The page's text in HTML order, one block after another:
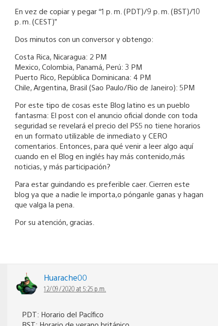
En vez de copiar y pegar “1 p. m. (PDT)/9 p. m. (BST)/10
p. m. (CEST)”
Dos minutos con un conversor y obtengo:
Costa Rica, Nicaragua: 2 PM
Mexico, Colombia, Panamá, Perú: 3 PM
Puerto Rico, República Dominicana: 4 PM
Chile, Argentina, Brasil (Sao Paulo/Rio de Janeiro): 5PM
Por este tipo de cosas este Blog latino es un pueblo
fantasma: El post con el anuncio oficial donde con toda
seguridad se revelará el precio del PS5 no tiene horarios
en un formato utilizable de inmediato y CERO
comentarios. Entonces, para qué venir a leer algo aquí
cuando en el Blog en inglés hay más contenido,más
noticias, y más participación?
Para estar guindando es preferible caer. Cierren este
blog ya que a nadie le importa,o pónganle ganas y hagan
que valga la pena.
Por su atención, gracias.
Huarache00
12/09/2020 at 5:25 p.m.
PDT: Horario del Pacífico